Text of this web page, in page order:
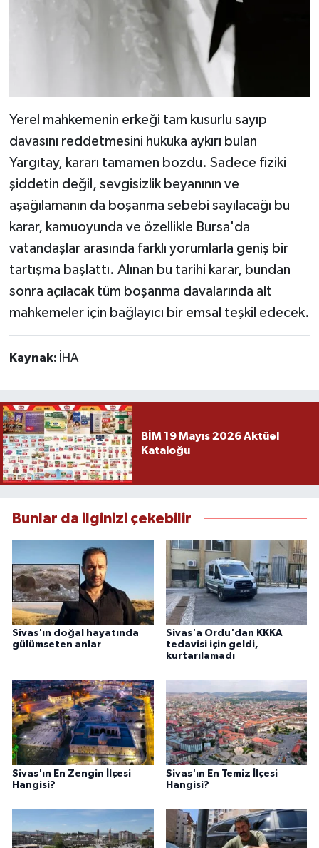
Yerel mahkemenin erkeği tam kusurlu sayıp
davasını reddetmesini hukuka aykırı bulan
Yargıtay, kararı tamamen bozdu. Sadece fiziki
şiddetin değil, sevgisizlik beyanının ve
aşağılamanın da boşanma sebebi sayılacağı bu
karar, kamuoyunda ve özellikle Bursa'da
vatandaşlar arasında farklı yorumlarla geniş bir
tartışma başlattı. Alınan bu tarihi karar, bundan
sonra açılacak tüm boşanma davalarında alt
mahkemeler için bağlayıcı bir emsal teşkil edecek.
Kaynak: İHA
BİM 19 Mayıs 2026 Aktüel
Kataloğu
Bunlar da ilginizi çekebilir
Sivas'ın doğal hayatında
gülümseten anlar
Sivas'a Ordu'dan KKKA
tedavisi için geldi,
kurtarılamadı
Sivas'ın En Zengin İlçesi
Hangisi?
Sivas'ın En Temiz İlçesi
Hangisi?